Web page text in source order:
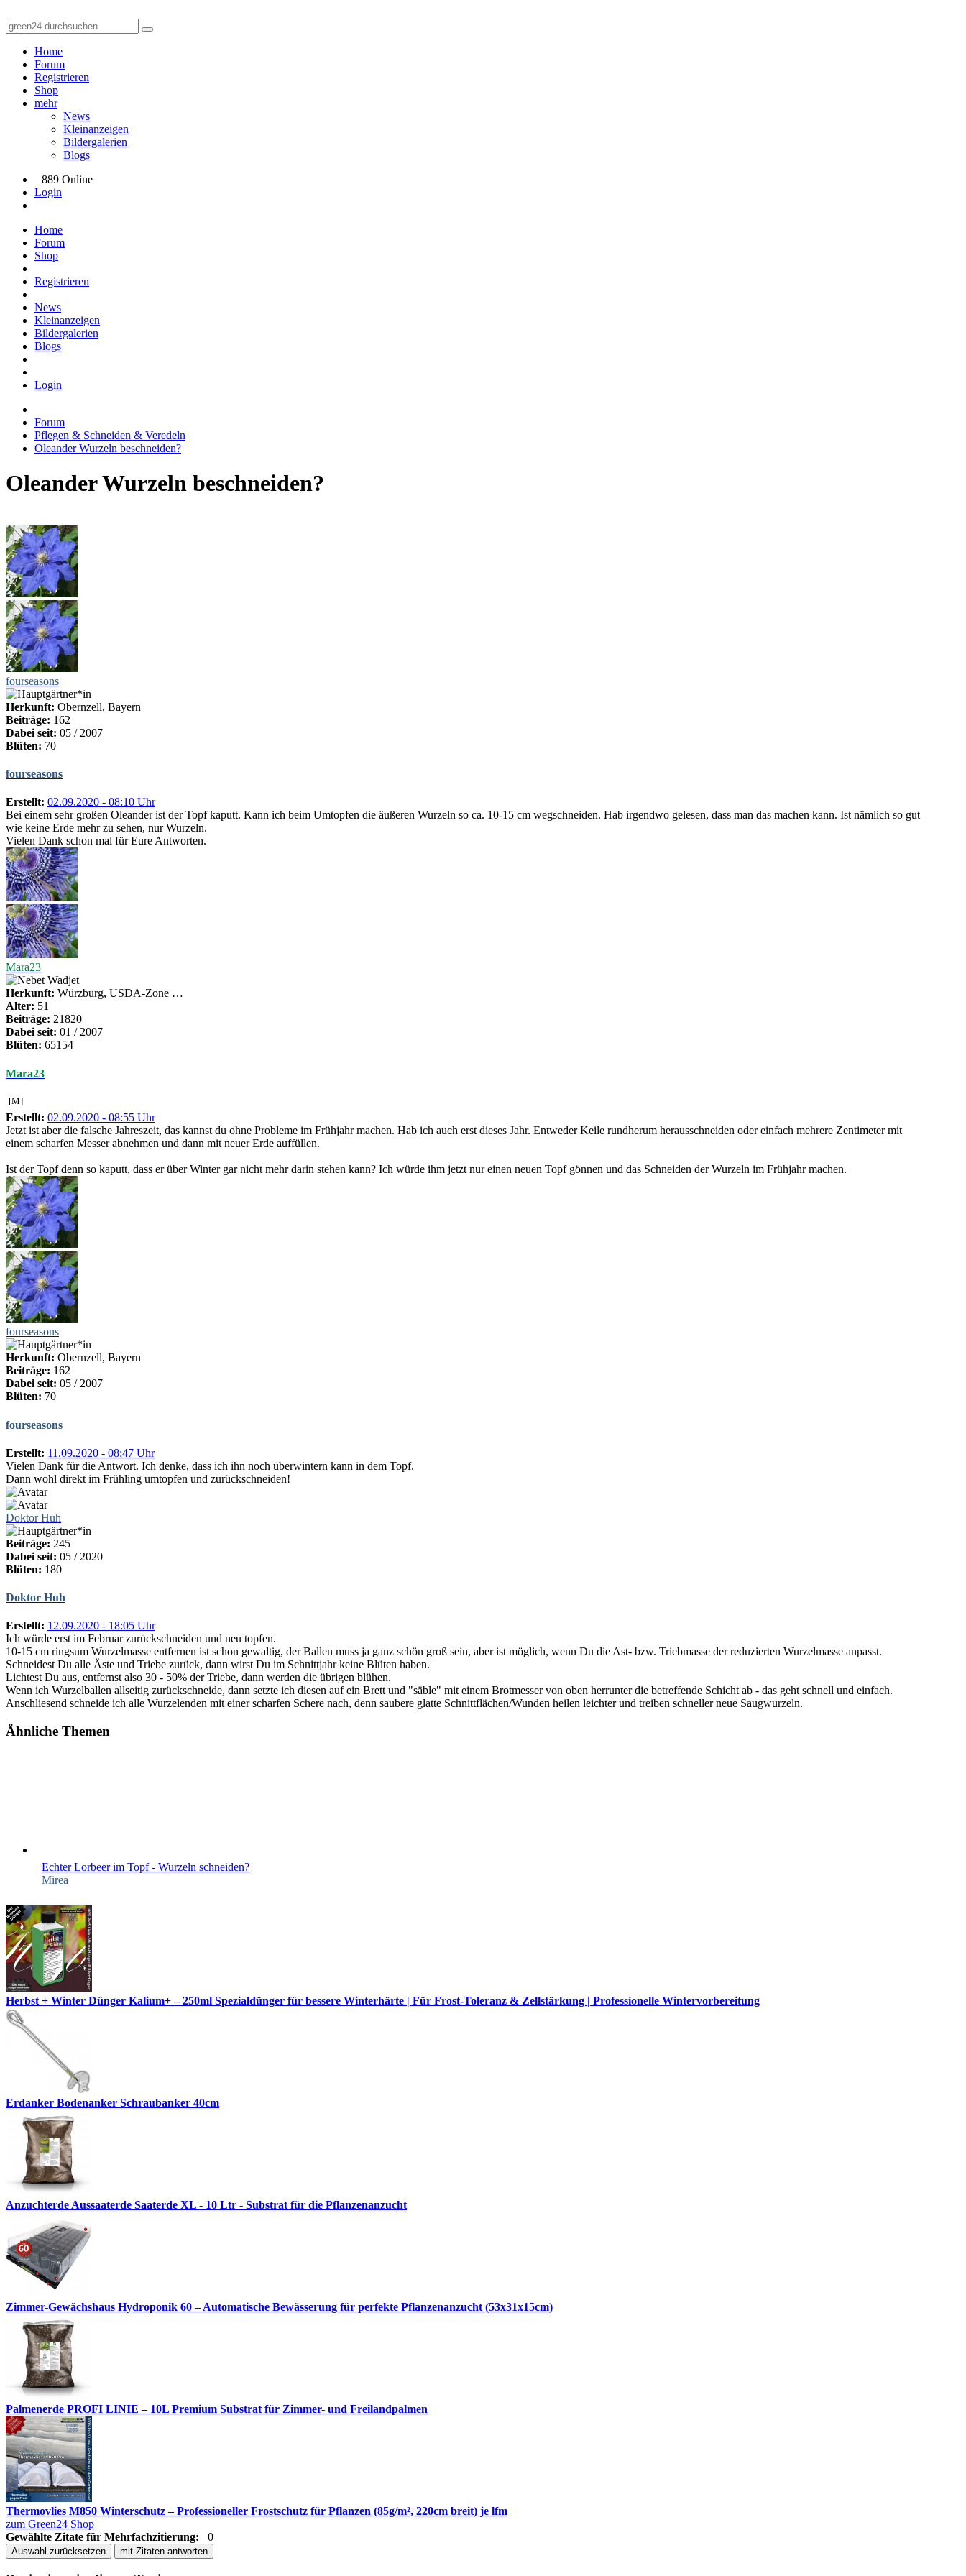
Home
Forum
Registrieren
Shop
mehr
News
Kleinanzeigen
Bildergalerien
Blogs
889 Online
Login
Home
Forum
Shop
Registrieren
News
Kleinanzeigen
Bildergalerien
Blogs
Login
Forum
Pflegen & Schneiden & Veredeln
Oleander Wurzeln beschneiden?
Oleander Wurzeln beschneiden?
fourseasons
Herkunft: Obernzell, Bayern
Beiträge: 162
Dabei seit: 05 / 2007
Blüten: 70
fourseasons
Erstellt: 02.09.2020 - 08:10 Uhr
Bei einem sehr großen Oleander ist der Topf kaputt. Kann ich beim Umtopfen die äußeren Wurzeln so ca. 10-15 cm wegschneiden. Hab irgendwo gelesen, dass man das machen kann. Ist nämlich so gut
wie keine Erde mehr zu sehen, nur Wurzeln.
Vielen Dank schon mal für Eure Antworten.
Mara23
Herkunft: Würzburg, USDA-Zone …
Alter: 51
Beiträge: 21820
Dabei seit: 01 / 2007
Blüten: 65154
Mara23
[M]
Erstellt: 02.09.2020 - 08:55 Uhr
Jetzt ist aber die falsche Jahreszeit, das kannst du ohne Probleme im Frühjahr machen. Hab ich auch erst dieses Jahr. Entweder Keile rundherum herausschneiden oder einfach mehrere Zentimeter mit
einem scharfen Messer abnehmen und dann mit neuer Erde auffüllen.
Ist der Topf denn so kaputt, dass er über Winter gar nicht mehr darin stehen kann? Ich würde ihm jetzt nur einen neuen Topf gönnen und das Schneiden der Wurzeln im Frühjahr machen.
fourseasons
Herkunft: Obernzell, Bayern
Beiträge: 162
Dabei seit: 05 / 2007
Blüten: 70
fourseasons
Erstellt: 11.09.2020 - 08:47 Uhr
Vielen Dank für die Antwort. Ich denke, dass ich ihn noch überwintern kann in dem Topf.
Dann wohl direkt im Frühling umtopfen und zurückschneiden!
Doktor Huh
Beiträge: 245
Dabei seit: 05 / 2020
Blüten: 180
Doktor Huh
Erstellt: 12.09.2020 - 18:05 Uhr
Ich würde erst im Februar zurückschneiden und neu topfen.
10-15 cm ringsum Wurzelmasse entfernen ist schon gewaltig, der Ballen muss ja ganz schön groß sein, aber ist möglich, wenn Du die Ast- bzw. Triebmasse der reduzierten Wurzelmasse anpasst.
Schneidest Du alle Äste und Triebe zurück, dann wirst Du im Schnittjahr keine Blüten haben.
Lichtest Du aus, entfernst also 30 - 50% der Triebe, dann werden die übrigen blühen.
Wenn ich Wurzelballen allseitig zurückschneide, dann setzte ich diesen auf ein Brett und "säble" mit einem Brotmesser von oben herrunter die betreffende Schicht ab - das geht schnell und einfach.
Anschliesend schneide ich alle Wurzelenden mit einer scharfen Schere nach, denn saubere glatte Schnittflächen/Wunden heilen leichter und treiben schneller neue Saugwurzeln.
Ähnliche Themen
Echter Lorbeer im Topf - Wurzeln schneiden?
Mirea
Herbst + Winter Dünger Kalium+ – 250ml Spezialdünger für bessere Winterhärte | Für Frost-Toleranz & Zellstärkung | Professionelle Wintervorbereitung
Erdanker Bodenanker Schraubanker 40cm
Anzuchterde Aussaaterde Saaterde XL - 10 Ltr - Substrat für die Pflanzenanzucht
Zimmer-Gewächshaus Hydroponik 60 – Automatische Bewässerung für perfekte Pflanzenanzucht (53x31x15cm)
Palmenerde PROFI LINIE – 10L Premium Substrat für Zimmer- und Freilandpalmen
Thermovlies M850 Winterschutz – Professioneller Frostschutz für Pflanzen (85g/m², 220cm breit) je lfm
zum Green24 Shop
Gewählte Zitate für Mehrfachzitierung:
0
Auswahl zurücksetzen mit Zitaten antworten